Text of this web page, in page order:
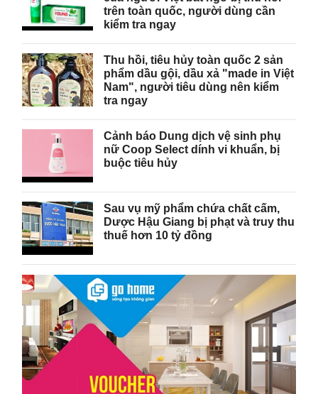
trên toàn quốc, người dùng cần
kiểm tra ngay
Thu hồi, tiêu hủy toàn quốc 2 sản
phẩm dầu gội, dầu xả "made in Việt
Nam", người tiêu dùng nên kiểm
tra ngay
Cảnh báo Dung dịch vệ sinh phụ
nữ Coop Select dính vi khuẩn, bị
buộc tiêu hủy
Sau vụ mỹ phẩm chứa chất cấm,
Dược Hậu Giang bị phạt và truy thu
thuế hơn 10 tỷ đồng